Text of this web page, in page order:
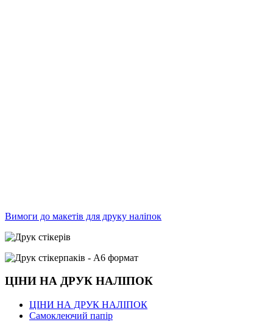
Вимоги до макетів для друку наліпок
ЦІНИ НА ДРУК НАЛІПОК
ЦІНИ НА ДРУК НАЛІПОК
Самоклеючий папір